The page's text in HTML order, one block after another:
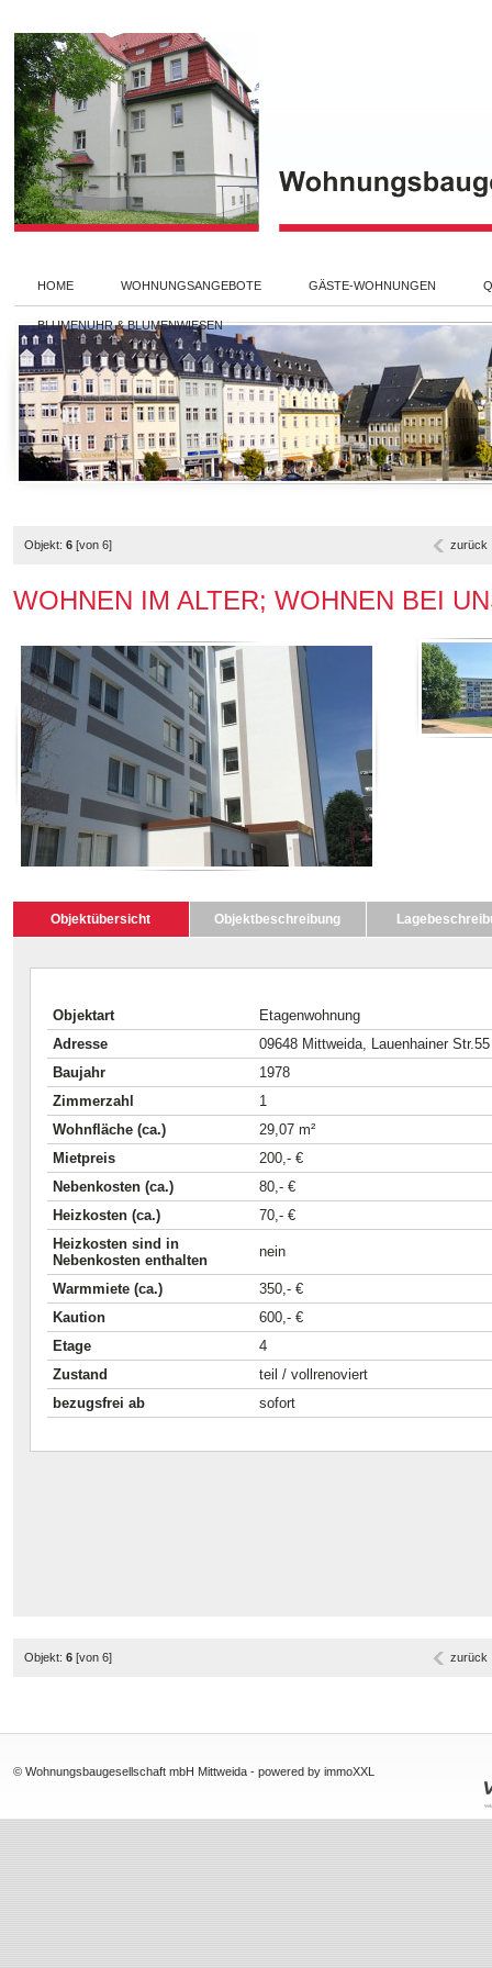
HOME WOHNUNGSANGEBOTE GÄSTE-WOHNUNGEN
BLUMENUHR & BLUMENWIESEN
Objekt: 6 [von 6] zurück
WOHNEN IM ALTER; WOHNEN BEI
Objektübersicht Objektbeschreibung
Objektart
Etagenwohnung
Adresse
09648 Mittweida, Lauenhainer Str.55
Baujahr
1978
Zimmerzahl
1
Wohnfläche (ca.)
29,07 m²
Mietpreis
200,- €
Nebenkosten (ca.)
80,- €
Heizkosten (ca.)
70,- €
Heizkosten sind in
Nebenkosten enthalten
nein
Warmmiete (ca.)
350,- €
Kaution
600,- €
Etage
4
Zustand
teil / vollrenoviert
bezugsfrei ab
sofort
Objekt: 6 [von 6] zurück
© Wohnungsbaugesellschaft mbH Mittweida -powered by immoXXL